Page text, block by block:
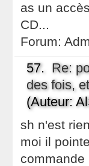
as un
CD...
Forum:
57. Re:
des fois,
(Auteur:
sh n'est
moi il